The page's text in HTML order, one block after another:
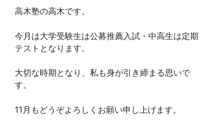
高木塾の高木です。
今月は大学受験生は公募推薦入試・中高生は定期
テストとなります。
大切な時期となり、私も身が引き締まる思いで
す。
11月もどうぞよろしくお願い申し上げます。